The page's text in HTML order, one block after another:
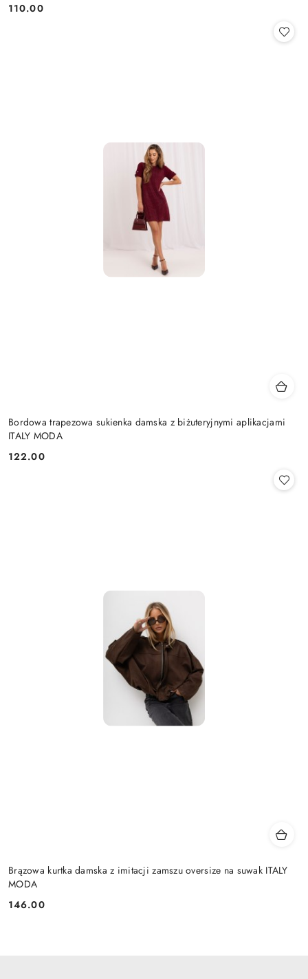
Cena:
110.00
Bordowa trapezowa sukienka damska z biżuteryjnymi aplikacjami
ITALY MODA
Cena:
122.00
Brązowa kurtka damska z imitacji zamszu oversize na suwak ITALY
MODA
Cena:
146.00